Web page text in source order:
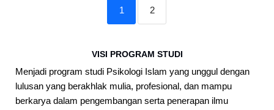
1 2
VISI PROGRAM STUDI
Menjadi program studi Psikologi Islam yang unggul dengan
lulusan yang berakhlak mulia, profesional, dan mampu
berkarya dalam pengembangan serta penerapan ilmu